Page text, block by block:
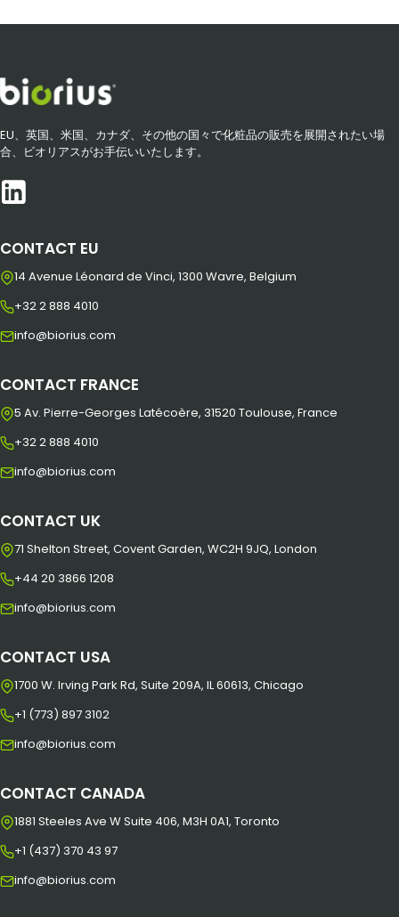
EU、英国、米国、カナダ、その他の国々で化粧品の販売を展開されたい場
合、ビオリアスがお手伝いいたします。
CONTACT EU
14 Avenue Léonard de Vinci, 1300 Wavre, Belgium
+32 2 888 4010
info@biorius.com
CONTACT FRANCE
5 Av. Pierre-Georges Latécoère, 31520 Toulouse, France
+32 2 888 4010
info@biorius.com
CONTACT UK
71 Shelton Street, Covent Garden, WC2H 9JQ, London
+44 20 3866 1208
info@biorius.com
CONTACT USA
1700 W. Irving Park Rd, Suite 209A, IL 60613, Chicago
+1 (773) 897 3102
info@biorius.com
CONTACT CANADA
1881 Steeles Ave W Suite 406, M3H 0A1, Toronto
+1 (437) 370 43 97
info@biorius.com